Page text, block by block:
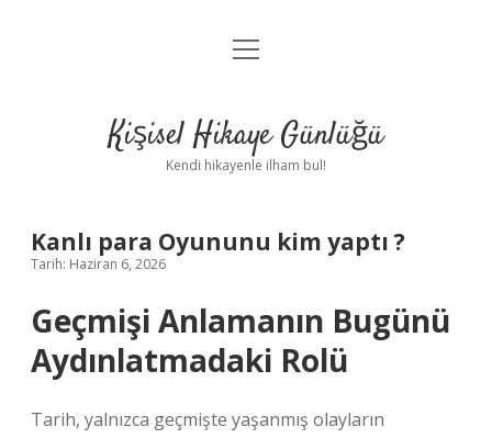
Anasayfa
Yasal Uyarı
menüyü
Kişisel Hikaye Günlüğü
Kendi hikayenle ilham bul!
Kanlı para Oyununu kim yaptı ?
Tarih: Haziran 6, 2026
Geçmişi Anlamanın Bugünü
Aydınlatmadaki Rolü
Tarih, yalnızca geçmişte yaşanmış olayların